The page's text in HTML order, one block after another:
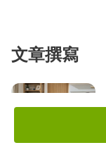
文章撰寫